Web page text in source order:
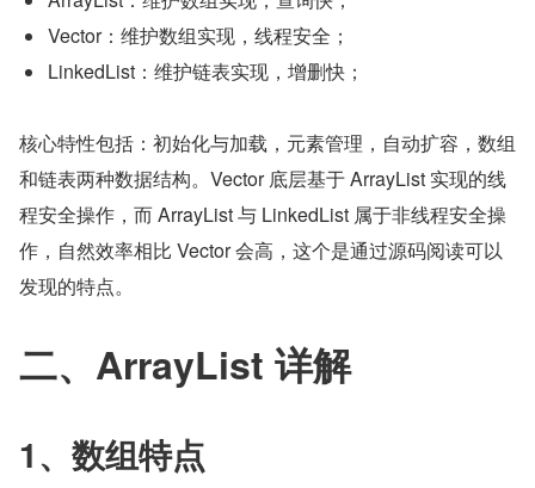
Vector：维护数组实现，线程安全；
LinkedList：维护链表实现，增删快；
核心特性包括：初始化与加载，元素管理，自动扩容，数组
和链表两种数据结构。Vector 底层基于 ArrayList 实现的线
程安全操作，而 ArrayList 与 LinkedList 属于非线程安全操
作，自然效率相比 Vector 会高，这个是通过源码阅读可以
发现的特点。
二、ArrayList 详解
1、数组特点